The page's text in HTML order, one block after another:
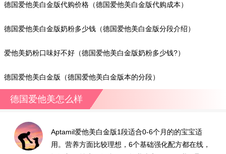
德国爱他美白金版代购价格（德国爱他美白金版代购成本）
德国爱他美白金版奶粉多少钱（德国爱他美白金版分段介绍）
爱他美奶粉口味好不好（德国爱他美白金版奶粉多少钱?）
德国爱他美白金版（德国爱他美白金版本的分段）
德国爱他美怎么样
Aptamil爱他美白金版1段适合0-6个月的的宝宝适
用。营养方面比较理想，6个基础强化配方都在线，